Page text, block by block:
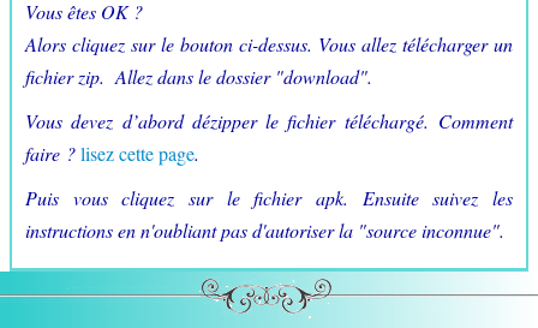
Vous êtes OK ?
Alors cliquez sur le bouton ci-dessus. Vous allez télécharger un
fichier zip. Allez dans le dossier "download".
Vous devez d’abord dézipper le fichier téléchargé. Comment
faire ?lisez cette page.
Puis vous cliquez sur le fichier apk. Ensuite suivez les
instructions en n'oubliant pas d'autoriser la "source inconnue".